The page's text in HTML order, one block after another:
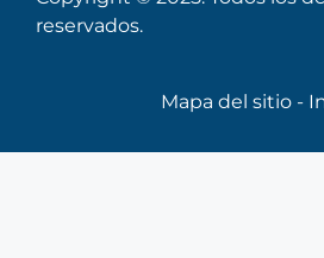
reservados.
Mapa del sitio -